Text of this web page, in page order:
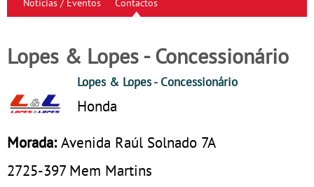
Notícias / Eventos
Contactos
Lopes & Lopes - Concessionário
Lopes & Lopes- Concessionário
Honda
Morada: Avenida Raúl Solnado 7A
2725-397 Mem Martins